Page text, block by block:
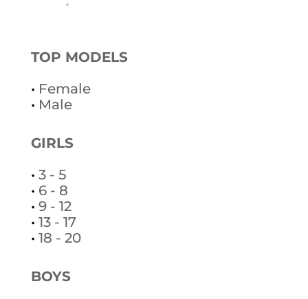
TOP MODELS
• Female
• Male
GIRLS
• 3 - 5
• 6 - 8
• 9 - 12
• 13 - 17
• 18 - 20
BOYS